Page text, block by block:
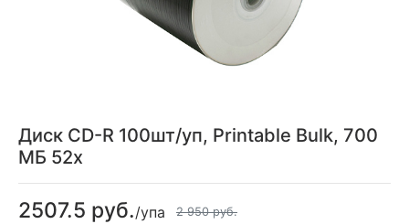
Диск CD-R 100шт/уп, Printable Bulk, 700
МБ 52х
2507.5 руб./упа 2 950 руб.